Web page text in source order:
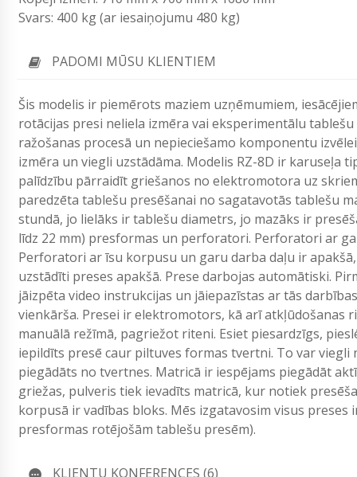
Svars: 400 kg (ar iesaiņojumu 480 kg)
PADOMI MŪSU KLIENTIEM
Šis modelis ir piemērots maziem uzņēmumiem,
rotācijas presi neliela izmēra vai eksperimentālu
ražošanas procesā un nepieciešamo komponentu
izmēra un viegli uzstādāma. Modelis RZ-8D ir karuseļa
palīdzību pārraidīt griešanos no elektromotora uz
paredzēta tablešu presēšanai no sagatavotās tablešu
stundā, jo lielāks ir tablešu diametrs, jo mazāks ir
līdz 22 mm) presformas un perforatori. Perforatori ar
Perforatori ar īsu korpusu un garu darba daļu ir
uzstādīti preses apakšā. Prese darbojas automātiski.
jāizpēta video instrukcijas un jāiepazīstas ar tās
vienkārša. Presei ir elektromotors, kā arī
manuālā režīmā, pagriežot riteni. Esiet piesardzīgs,
iepildīts presē caur piltuves formas tvertni. To var
piegādāts no tvertnes. Matricā ir iespējams piegādāt
griežas, pulveris tiek ievadīts matricā, kur notiek
korpusā ir vadības bloks. Mēs izgatavosim visus
presformas rotējošām tablešu presēm).
KLIENTU KONFERENCES (6)